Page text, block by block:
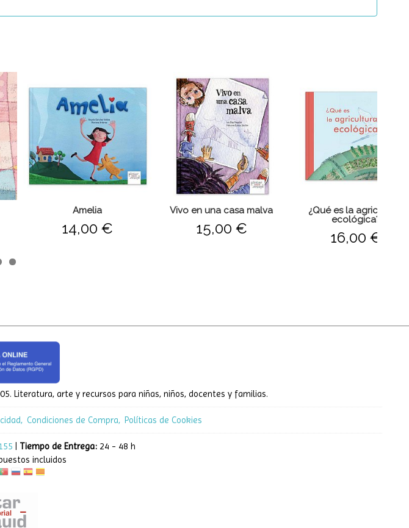
Amelia
14,00 €
Vivo en una casa malva
15,00 €
¿Qué es la agricultura
ecológica?
16,00 €
Literatura, arte y recursos para niñas, niños, docentes y familias.
Condiciones de Compra Políticas de Cookies
Tiempo de Entrega: 24 - 48 h
incluidos